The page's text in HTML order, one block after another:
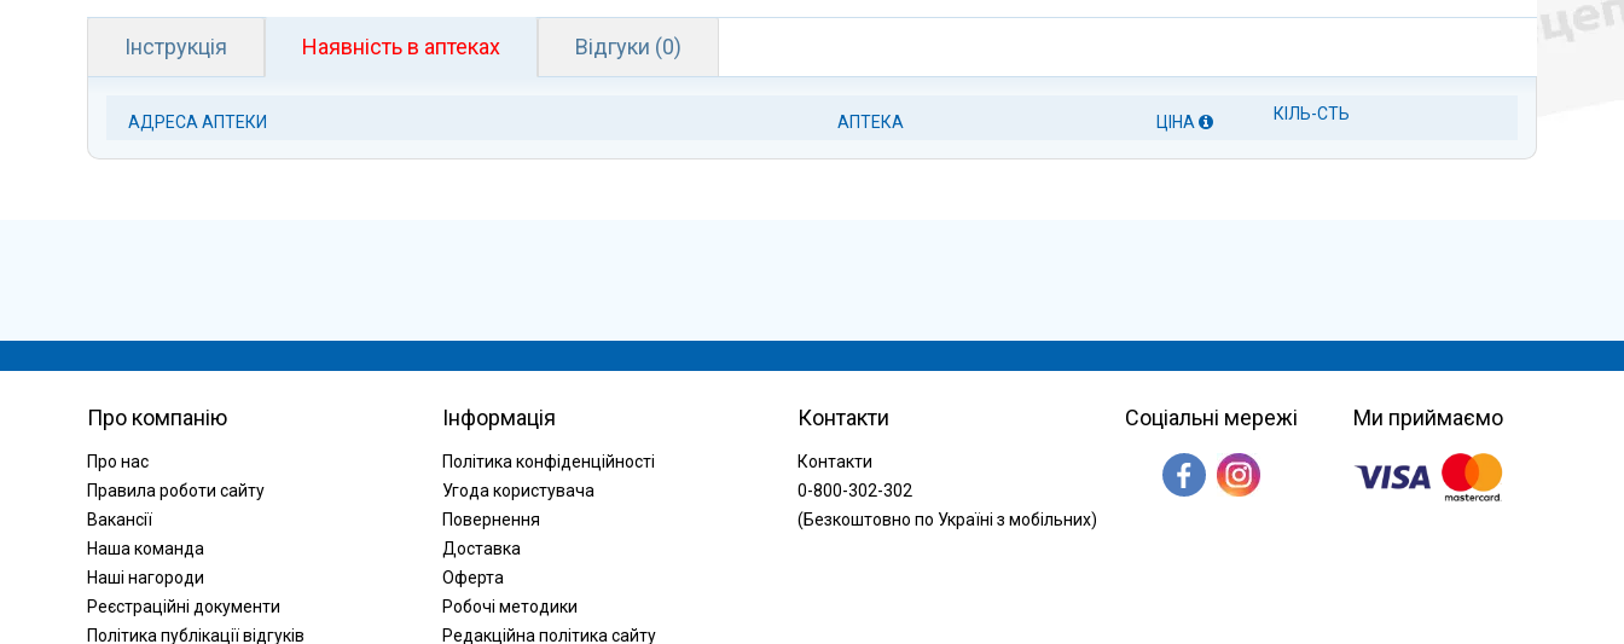
Інструкція Наявність в аптеках Відгуки (0)
АДРЕСА АПТЕКИ АПТЕКА ЦІНА КІЛЬ-СТЬ
Про компанію
Про нас
Правила роботи сайту
Вакансії
Наша команда
Наші нагороди
Реєстраційні документи
Політика публікації відгуків
Інформація
Політика конфіденційності
Угода користувача
Повернення
Доставка
Оферта
Робочі методики
Редакційна політика сайту
Контакти
Контакти
0-800-302-302
(Безкоштовно по Україні з мобільних)
Соціальні мережі Ми приймаємо